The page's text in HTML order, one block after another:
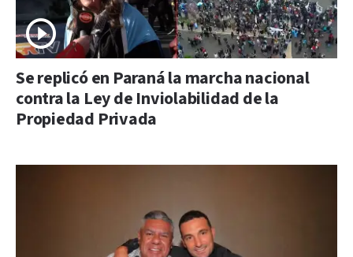
Se replicó en Paraná la marcha nacional
contra la Ley de Inviolabilidad de la
Propiedad Privada